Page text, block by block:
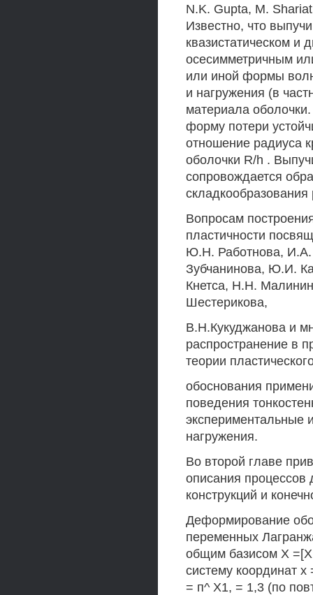
N.K. Gupta, M.
Известно, что
квазистатическом и
осесимметричным
или иной формы
и нагружения (в
материала
форму потери
отношение радиуса
оболочки R/h .
сопровождается
Вопросам
пластичности
Ю.Н. Работнова, И.А.
Зубчанинова, Ю.И.
Кнетса, H.H.
Шестерикова,
B.Н.Кукуджанова и
распространение в
теории
обоснования
поведения
экспериментальные
нагружения.
Во второй главе
описания процессов
конструкций и
Деформирование
переменных
общим базисом X
систему координат
= п^ Х1, = 1,3 (по